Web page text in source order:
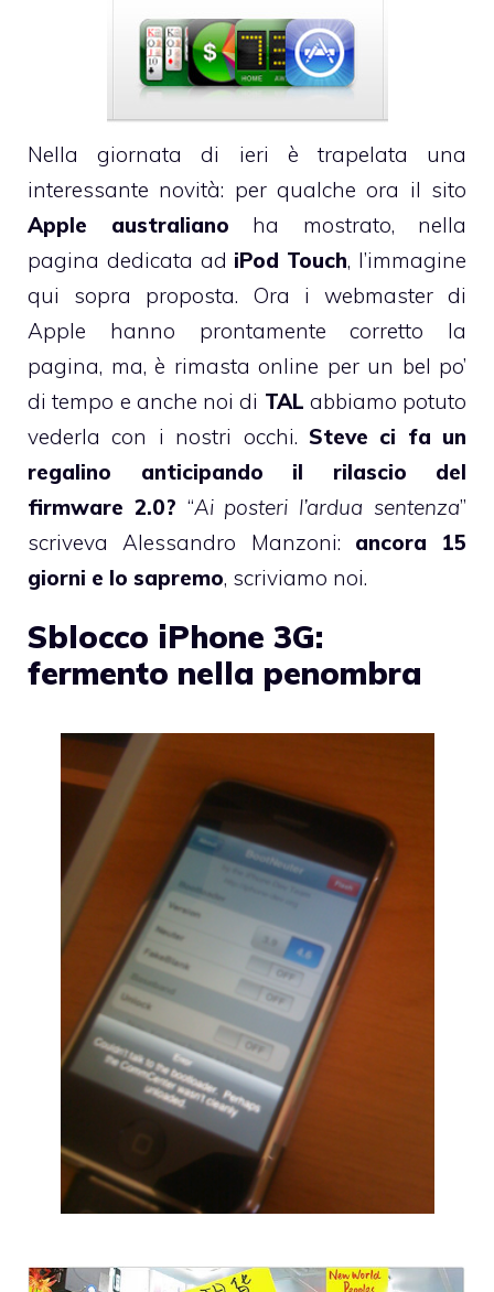
Nella giornata di ieri è trapelata una
interessante novità: per qualche ora il sito
Apple australiano ha mostrato, nella
pagina dedicata ad iPod Touch, l’immagine
qui sopra proposta. Ora i webmaster di
Apple hanno prontamente corretto la
pagina, ma, è rimasta online per un bel po’
di tempo e anche noi di TAL abbiamo potuto
vederla con i nostri occhi. Steve ci fa un
regalino anticipando il rilascio del
firmware 2.0? “Ai posteri l’ardua sentenza”
scriveva Alessandro Manzoni: ancora 15
giorni e lo sapremo, scriviamo noi.
Sblocco iPhone 3G:
fermento nella penombra